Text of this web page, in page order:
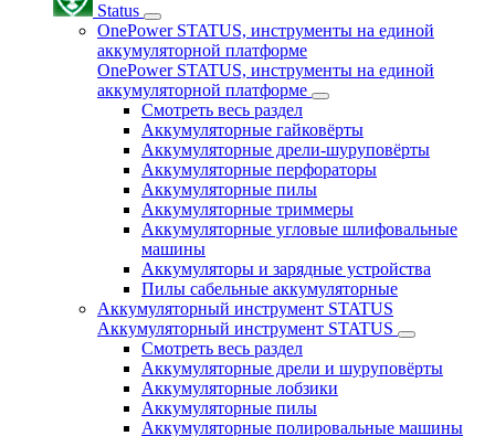
Status
OnePower STATUS, инструменты на единой
аккумуляторной платформе
OnePower STATUS, инструменты на единой
аккумуляторной платформе
Смотреть весь раздел
Аккумуляторные гайковёрты
Аккумуляторные дрели-шуруповёрты
Аккумуляторные перфораторы
Аккумуляторные пилы
Аккумуляторные триммеры
Аккумуляторные угловые шлифовальные
машины
Аккумуляторы и зарядные устройства
Пилы сабельные аккумуляторные
Аккумуляторный инструмент STATUS
Аккумуляторный инструмент STATUS
Смотреть весь раздел
Аккумуляторные дрели и шуруповёрты
Аккумуляторные лобзики
Аккумуляторные пилы
Аккумуляторные полировальные машины